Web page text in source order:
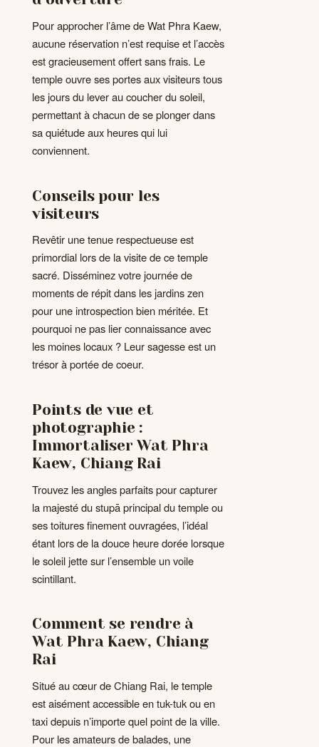
Pour approcher l’âme de Wat Phra Kaew,
aucune réservation n’est requise et l’accès
est gracieusement offert sans frais. Le
temple ouvre ses portes aux visiteurs tous
les jours du lever au coucher du soleil,
permettant à chacun de se plonger dans
sa quiétude aux heures qui lui
conviennent.
Conseils pour les
visiteurs
Revêtir une tenue respectueuse est
primordial lors de la visite de ce temple
sacré. Disséminez votre journée de
moments de répit dans les jardins zen
pour une introspection bien méritée. Et
pourquoi ne pas lier connaissance avec
les moines locaux ? Leur sagesse est un
trésor à portée de coeur.
Points de vue et
photographie :
Immortaliser Wat Phra
Kaew, Chiang Rai
Trouvez les angles parfaits pour capturer
la majesté du stupā principal du temple ou
ses toitures finement ouvragées, l’idéal
étant lors de la douce heure dorée lorsque
le soleil jette sur l’ensemble un voile
scintillant.
Comment se rendre à
Wat Phra Kaew, Chiang
Rai
Situé au cœur de Chiang Rai, le temple
est aisément accessible en tuk-tuk ou en
taxi depuis n’importe quel point de la ville.
Pour les amateurs de balades, une